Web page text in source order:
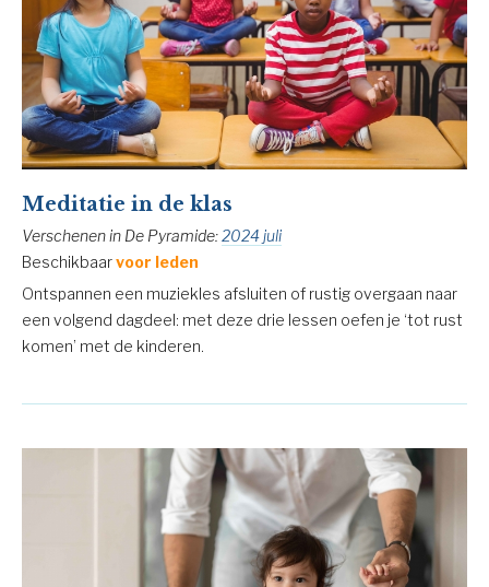
Meditatie in de klas
Verschenen in De Pyramide:2024 juli
Beschikbaarvoor leden
Ontspannen een muziekles afsluiten of rustig overgaan naar
een volgend dagdeel: met deze drie lessen oefen je ‘tot rust
komen’ met de kinderen.